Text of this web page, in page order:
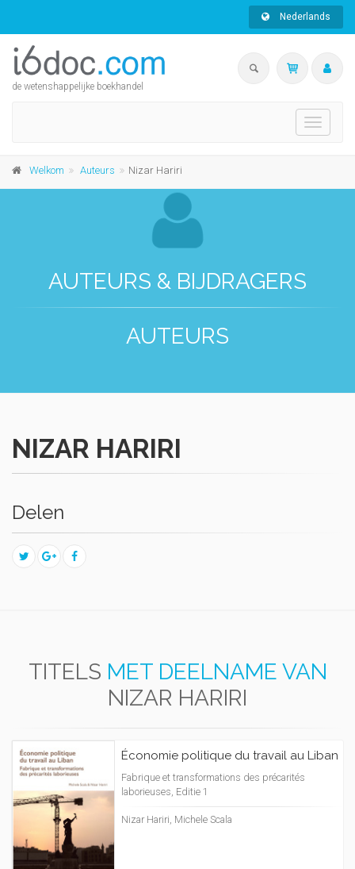
Nederlands
de wetenshappelijke boekhandel
Toggle
Welkom Auteurs Nizar Hariri
AUTEURS & BIJDRAGERS
AUTEURS
NIZAR HARIRI
Delen
TITELS MET DEELNAME VAN
NIZAR HARIRI
Économie politique du travail au Liban
Fabrique et transformations des précarités
laborieuses, Editie 1
Nizar Hariri, Michele Scala